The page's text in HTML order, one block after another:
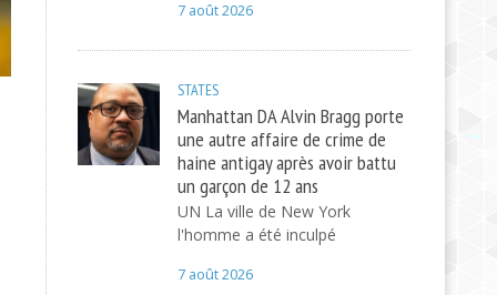
7 août 2026
STATES
Manhattan DA Alvin Bragg porte
une autre affaire de crime de
haine antigay après avoir battu
un garçon de 12 ans
UN La ville de New York
l'homme a été inculpé
7 août 2026